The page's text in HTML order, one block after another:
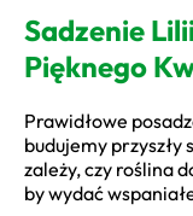
Sadzenie
Pięknego
Prawidłowe
budujemy przyszły
zależy, czy roślina
by wydać